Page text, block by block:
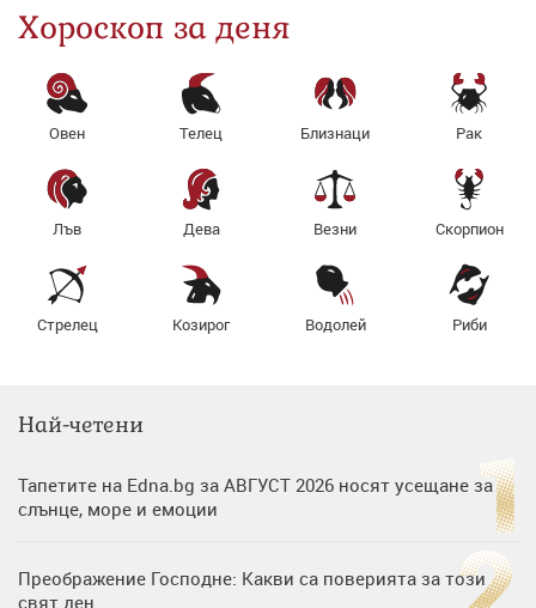
Хороскоп за деня
Овен Телец Близнаци Рак
Лъв Дева Везни Скорпион
Стрелец Козирог Водолей Риби
Най-четени
Тапетите на Edna.bg за АВГУСТ 2026 носят усещане за
слънце, море и емоции
Преображение Господне: Какви са поверията за този
свят ден